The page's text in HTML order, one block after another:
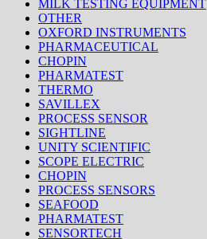
MILK TESTING EQUIPMENT
OTHER
OXFORD INSTRUMENTS
PHARMACEUTICAL
CHOPIN
PHARMATEST
THERMO
SAVILLEX
PROCESS SENSOR
SIGHTLINE
UNITY SCIENTIFIC
SCOPE ELECTRIC
CHOPIN
PROCESS SENSORS
SEAFOOD
PHARMATEST
SENSORTECH